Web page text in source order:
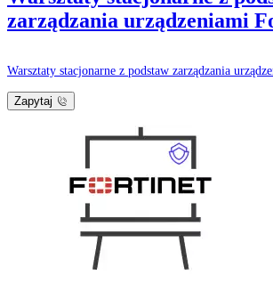
zarządzania urządzeniami
Warsztaty stacjonarne z podstaw zarządzania
Zapytaj